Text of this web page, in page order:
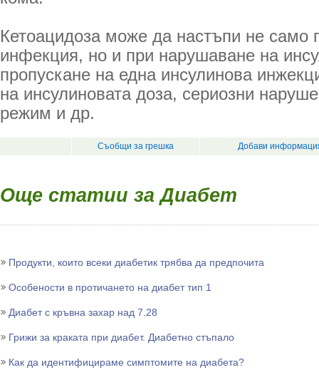
Кетоацидоза може да настъпи не само
инфекция, но и при нарушаване на
пропускане на една инсулинова
на инсулиновата доза, сериозни
режим и др.
Съобщи за грешка Добави
Още статии за Диабет
Продукти, които всеки диабетик трябва да предпочита
Особености в протичането на диабет тип 1
Диабет с кръвна захар над 7.28
Грижи за краката при диабет. Диабетно стъпало
Как да идентифицираме симптомите на диабета?